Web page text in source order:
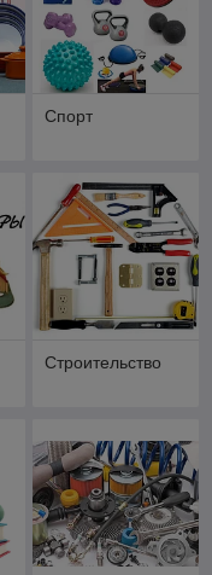
Спорт
Строительство